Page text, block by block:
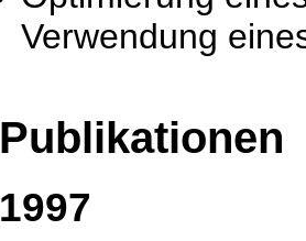
Verwendung
Publikationen
1997